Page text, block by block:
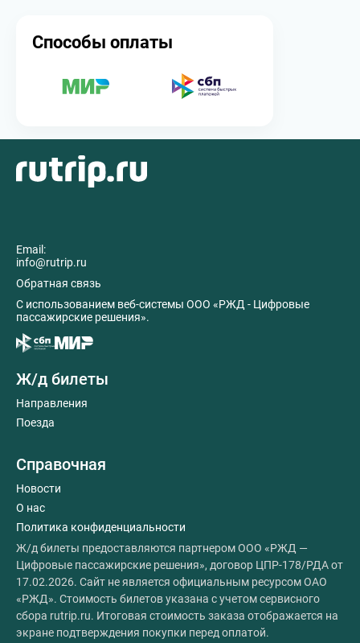
Способы оплаты
Email:
info@rutrip.ru
Обратная связь
C использованием веб-системы ООО «РЖД - Цифровые
пассажирские решения».
Ж/д билеты
Направления
Поезда
Справочная
Новости
О нас
Политика конфиденциальности
Ж/д билеты предоставляются партнером ООО «РЖД —
Цифровые пассажирские решения», договор ЦПР-178/РДА от
17.02.2026. Сайт не является официальным ресурсом ОАО
«РЖД». Стоимость билетов указана с учетом сервисного
сбора rutrip.ru. Итоговая стоимость заказа отображается на
экране подтверждения покупки перед оплатой.